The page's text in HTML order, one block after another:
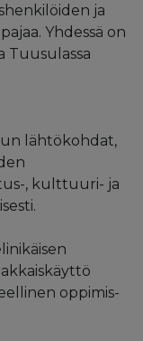
ja
Yhdessä on
Tuusulassa
lähtökohdat,
, kulttuuri- ja
oppimis-